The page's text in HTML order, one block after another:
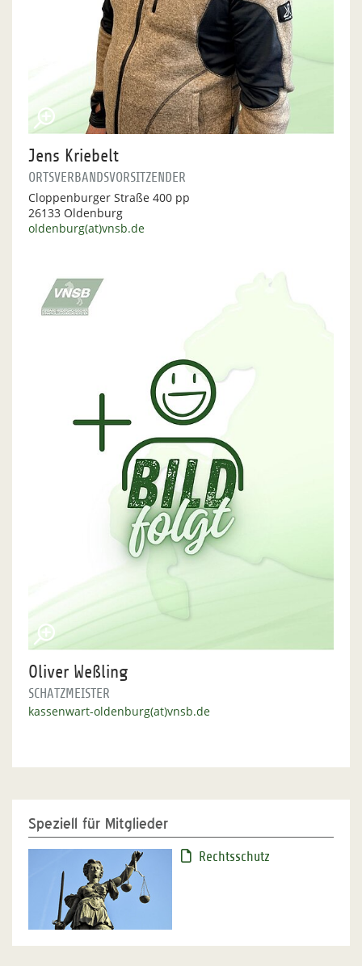
Jens Kriebelt
ORTSVERBANDSVORSITZENDER
Cloppenburger Straße 400 pp
26133 Oldenburg
oldenburg(at)vnsb.de
Oliver Weßling
SCHATZMEISTER
kassenwart-oldenburg(at)vnsb.de
Speziell für Mitglieder
Rechtsschutz